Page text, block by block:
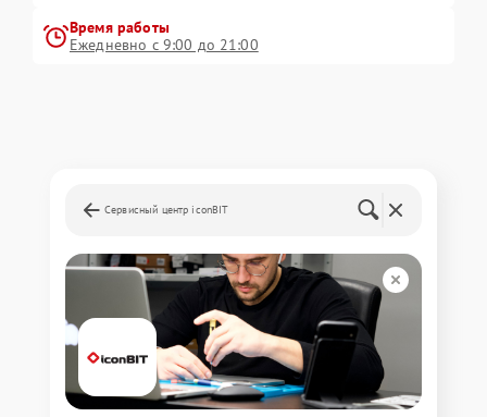
Время работы
Ежедневно с 9:00 до 21:00
Сервисный центр iconBIT